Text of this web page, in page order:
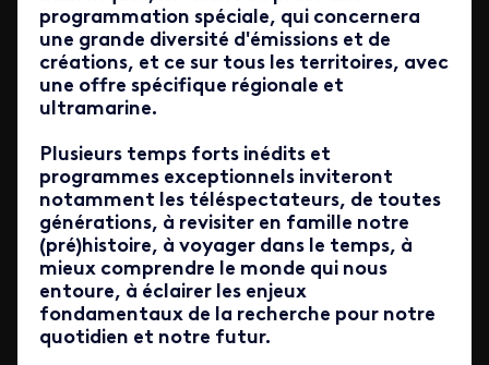
programmation spéciale, qui concernera
une grande diversité d'émissions et de
créations, et ce sur tous les territoires, avec
une offre spécifique régionale et
ultramarine.
Plusieurs temps forts inédits et
programmes exceptionnels inviteront
notamment les téléspectateurs, de toutes
générations, à revisiter en famille notre
(pré)histoire, à voyager dans le temps, à
mieux comprendre le monde qui nous
entoure, à éclairer les enjeux
fondamentaux de la recherche pour notre
quotidien et notre futur.